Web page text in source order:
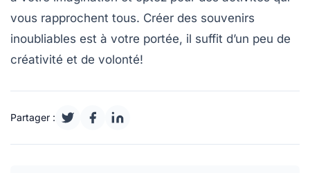
vous rapprochent tous. Créer des souvenirs
inoubliables est à votre portée, il suffit d’un peu de
créativité et de volonté!
Partager :